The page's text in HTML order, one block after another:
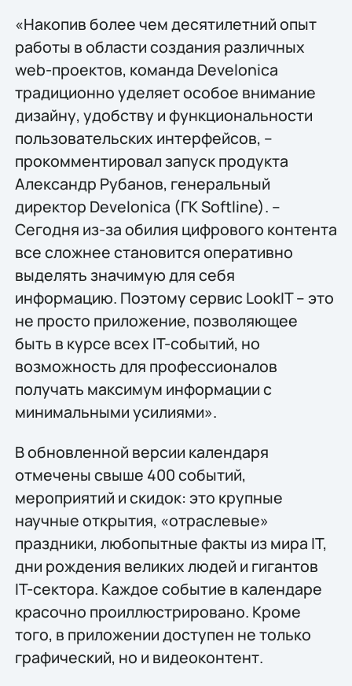
«Накопив более чем десятилетний опыт
работы в области создания различных
web-проектов, команда Develonica
традиционно уделяет особое внимание
дизайну, удобству и функциональности
пользовательских интерфейсов, –
прокомментировал запуск продукта
Александр Рубанов, генеральный
директор Develonica (ГК Softline). –
Сегодня из-за обилия цифрового контента
все сложнее становится оперативно
выделять значимую для себя
информацию. Поэтому сервис LookIT – это
не просто приложение, позволяющее
быть в курсе всех IT-событий, но
возможность для профессионалов
получать максимум информации с
минимальными усилиями».
В обновленной версии календаря
отмечены свыше 400 событий,
мероприятий и скидок: это крупные
научные открытия, «отраслевые»
праздники, любопытные факты из мира IT,
дни рождения великих людей и гигантов
IT-сектора. Каждое событие в календаре
красочно проиллюстрировано. Кроме
того, в приложении доступен не только
графический, но и видеоконтент.